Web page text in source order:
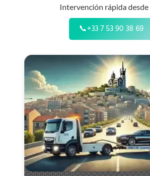
Intervención rápida desde
📞+33 7 53 90 38 69